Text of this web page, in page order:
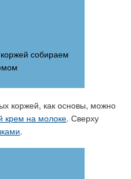
собираем
коржей, как основы, можно
крем на молоке. Сверху
.